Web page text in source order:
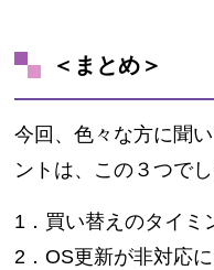
＜まとめ＞
今回、色々な方に聞
ントは、この３つでし
1．買い替えのタイミ
2．OS更新が非対応